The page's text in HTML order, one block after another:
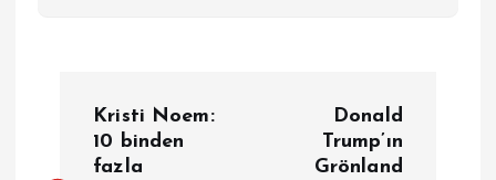
Kristi Noem:
10 binden
fazla
Donald
Trump’ın
Grönland